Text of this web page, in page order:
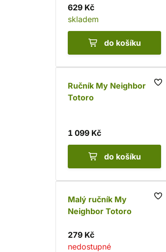
629 Kč
skladem
do košíku
Ručník My Neighbor
Totoro
1 099 Kč
do košíku
Malý ručník My
Neighbor Totoro
279 Kč
nedostupné